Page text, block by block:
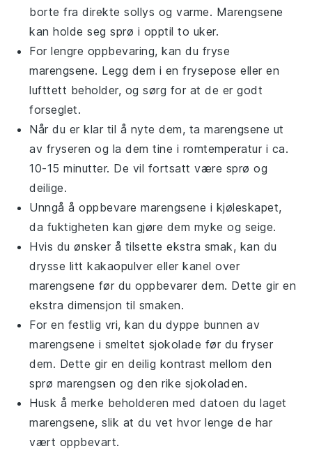
borte fra direkte sollys og varme. Marengsene
kan holde seg sprø i opptil to uker.
For lengre oppbevaring, kan du fryse
marengsene. Legg dem i en frysepose eller en
lufttett beholder, og sørg for at de er godt
forseglet.
Når du er klar til å nyte dem, ta marengsene ut
av fryseren og la dem tine i romtemperatur i ca.
10-15 minutter. De vil fortsatt være sprø og
deilige.
Unngå å oppbevare marengsene i kjøleskapet,
da fuktigheten kan gjøre dem myke og seige.
Hvis du ønsker å tilsette ekstra smak, kan du
drysse littkakaopulver ellerkanel over
marengsene før du oppbevarer dem. Dette gir en
ekstra dimensjon til smaken.
For en festlig vri, kan du dyppe bunnen av
marengsene i smeltet sjokolade før du fryser
dem. Dette gir en deilig kontrast mellom den
sprø marengsen og den rike sjokoladen.
Husk å merke beholderen med datoen du laget
marengsene, slik at du vet hvor lenge de har
vært oppbevart.